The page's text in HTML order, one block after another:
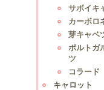
サボイキ
カーボロ
芽キャベ
ポルトガ
ツ
コラード
キャロット